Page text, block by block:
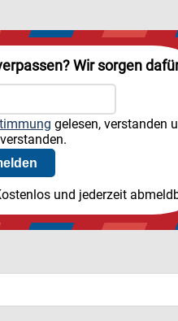
Wir sorgen
gelesen, verstanden
und jederzeit